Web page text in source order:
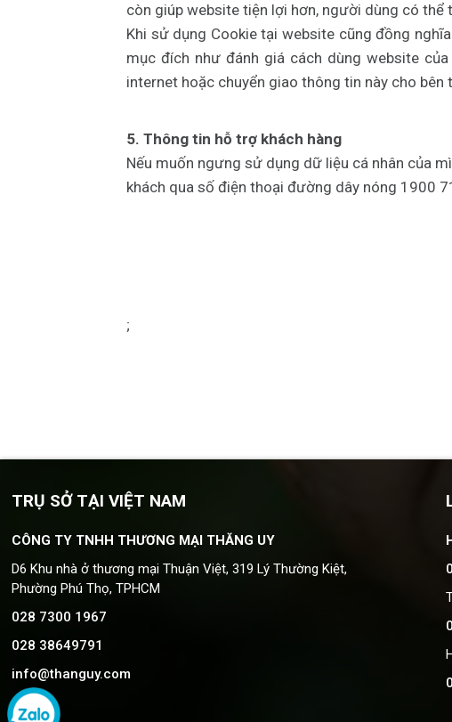
còn giúp website tiện lợi hơn, người dùng có thể
Khi sử dụng Cookie tại website cũng đồng
mục đích như đánh giá cách dùng website
internet hoặc chuyển giao thông tin này cho bên
5. Thông tin hỗ trợ khách hàng
Nếu muốn ngưng sử dụng dữ liệu cá nhân của
khách qua số điện thoại đường dây nóng 1900
;
TRỤ SỞ TẠI VIỆT NAM
CÔNG TY TNHH THƯƠNG MẠI THĂNG UY
D6 Khu nhà ở thương mại Thuận Việt, 319 Lý Thường Kiệt,
Phường Phú Thọ, TPHCM
028 7300 1967
028 38649791
info@thanguy.com